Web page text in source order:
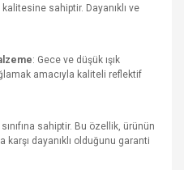
sahiptir. Dayanıklı ve
: Gece ve düşük ışık
amacıyla kaliteli reflektif
sahiptir. Bu özellik, ürünün
dayanıklı olduğunu garanti